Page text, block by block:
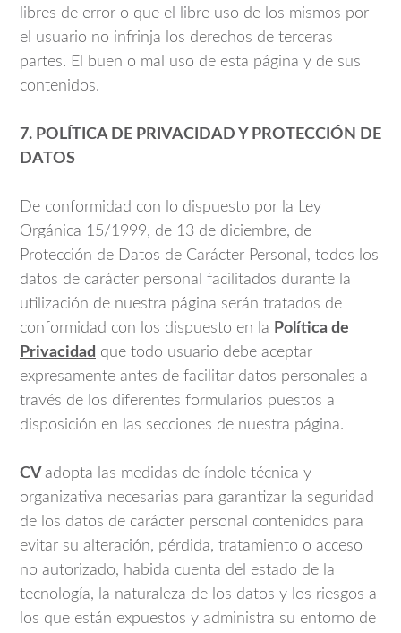
libres de error o que el libre uso de los mismos por
el usuario no infrinja los derechos de terceras
partes. El buen o mal uso de esta página y de sus
contenidos.
7. POLÍTICA DE PRIVACIDAD Y PROTECCIÓN DE
DATOS
De conformidad con lo dispuesto por la Ley
Orgánica 15/1999, de 13 de diciembre, de
Protección de Datos de Carácter Personal, todos los
datos de carácter personal facilitados durante la
utilización de nuestra página serán tratados de
conformidad con los dispuesto en la Política de
Privacidad que todo usuario debe aceptar
expresamente antes de facilitar datos personales a
través de los diferentes formularios puestos a
disposición en las secciones de nuestra página.
CV adopta las medidas de índole técnica y
organizativa necesarias para garantizar la seguridad
de los datos de carácter personal contenidos para
evitar su alteración, pérdida, tratamiento o acceso
no autorizado, habida cuenta del estado de la
tecnología, la naturaleza de los datos y los riesgos a
los que están expuestos y administra su entorno de